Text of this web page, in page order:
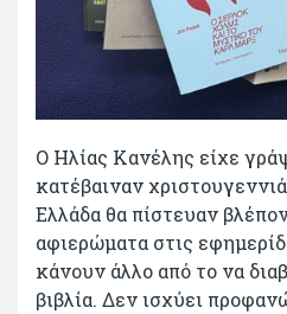
Ο Ηλίας Κανέλης είχε
κατέβαιναν
Ελλάδα θα πίστευαν
αφιερώματα στις
κάνουν άλλο από το να
βιβλία. Δεν ισχύει